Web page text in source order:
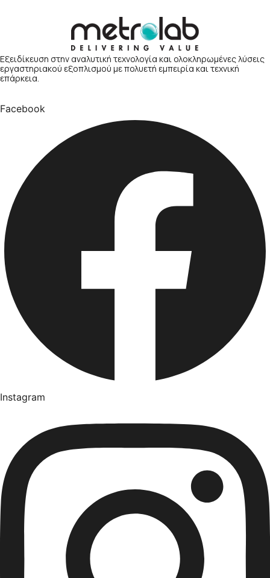
Εξειδίκευση στην αναλυτική τεχνολογία και ολοκληρωμένες λύσεις
εργαστηριακού εξοπλισμού με πολυετή εμπειρία και τεχνική
επάρκεια.
Facebook
Instagram